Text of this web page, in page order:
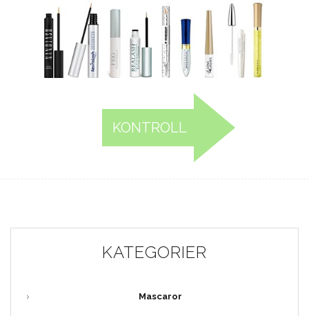
KONTROLL
KATEGORIER
Mascaror